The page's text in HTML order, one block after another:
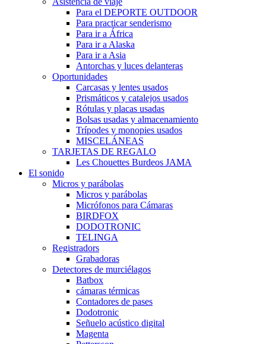
Para el DEPORTE OUTDOOR
Para practicar senderismo
Para ir a África
Para ir a Alaska
Para ir a Asia
Antorchas y luces delanteras
Oportunidades
Carcasas y lentes usados
Prismáticos y catalejos usados
Rótulas y placas usadas
Bolsas usadas y almacenamiento
Trípodes y monopies usados
MISCELÁNEAS
TARJETAS DE REGALO
Les Chouettes Burdeos JAMA
El sonido
Micros y parábolas
Micros y parábolas
Micrófonos para Cámaras
BIRDFOX
DODOTRONIC
TELINGA
Registradors
Grabadoras
Detectores de murciélagos
Batbox
cámaras térmicas
Contadores de pases
Dodotronic
Señuelo acústico digital
Magenta